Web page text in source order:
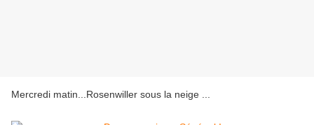
Mercredi matin...Rosenwiller sous la neige ...